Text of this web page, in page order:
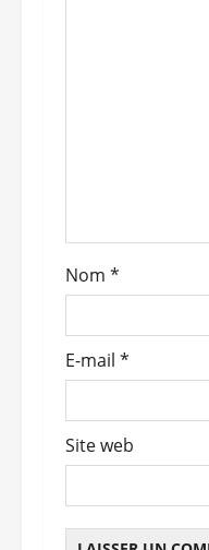
a
r
t
i
c
l
e
Nom *
E-mail *
Site web